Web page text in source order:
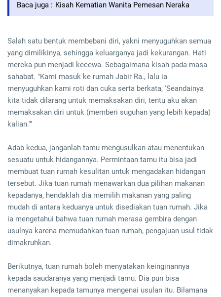
Baca juga : Kisah Kematian Wanita Pemesan Neraka
Salah satu bentuk membebani diri, yakni menyuguhkan semua
yang dimilikinya, sehingga keluarganya jadi kekurangan. Hati
mereka pun menjadi kecewa. Sebagaimana kisah pada masa
sahabat. "Kami masuk ke rumah Jabir Ra., lalu ia
menyuguhkan kami roti dan cuka serta berkata, 'Seandainya
kita tidak dilarang untuk memaksakan diri, tentu aku akan
memaksakan diri untuk (memberi suguhan yang lebih kepada)
kalian.'"
Adab kedua, janganlah tamu mengusulkan atau menentukan
sesuatu untuk hidangannya. Permintaan tamu itu bisa jadi
membuat tuan rumah kesulitan untuk mengadakan hidangan
tersebut. Jika tuan rumah menawarkan dua pilihan makanan
kepadanya, hendaklah dia memilih makanan yang paling
mudah di antara keduanya untuk disediakan tuan rumah. Jika
ia mengetahui bahwa tuan rumah merasa gembira dengan
usulnya karena memudahkan tuan rumah, pengajuan usul tidak
dimakruhkan.
Berikutnya, tuan rumah boleh menyatakan keinginannya
kepada saudaranya yang menjadi tamu. Dia pun bisa
menanyakan kepada tamunya mengenai usulan itu. Bilamana